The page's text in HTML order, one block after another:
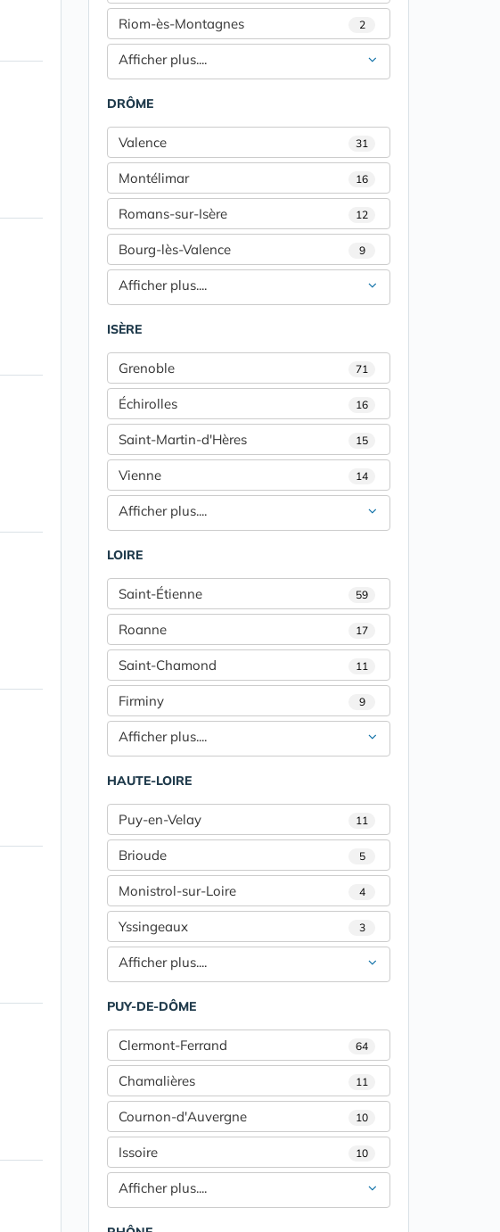
Riom-ès-Montagnes 2
Afficher plus....
DRÔME
Valence 31
Montélimar 16
Romans-sur-Isère 12
Bourg-lès-Valence 9
Afficher plus....
ISÈRE
Grenoble 71
Échirolles 16
Saint-Martin-d'Hères 15
Vienne 14
Afficher plus....
LOIRE
Saint-Étienne 59
Roanne 17
Saint-Chamond 11
Firminy 9
Afficher plus....
HAUTE-LOIRE
Puy-en-Velay 11
Brioude 5
Monistrol-sur-Loire 4
Yssingeaux 3
Afficher plus....
PUY-DE-DÔME
Clermont-Ferrand 64
Chamalières 11
Cournon-d'Auvergne 10
Issoire 10
Afficher plus....